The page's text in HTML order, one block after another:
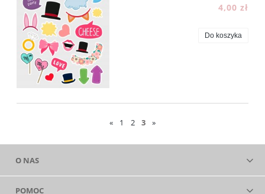
4,00 zł
Do koszyka
« 1 2 3 »
O NAS
POMOC